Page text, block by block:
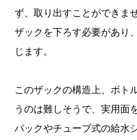
ず、取り出すことができま
ザックを下ろす必要があり
じます。
このザックの構造上、ボト
うのは難しそうで、実用面
パックやチューブ式の給水